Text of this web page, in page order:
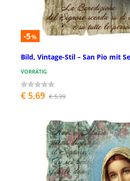
-5%
Bild, Vintage-Stil – San Pio mit
VORRÄTIG
€ 5,69 € 5,99